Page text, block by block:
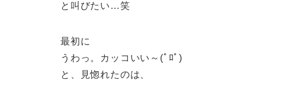
と叫びたい…笑
最初に
うわっ。カッコいい～(ﾟﾛﾟ)
と、見惚れたのは、